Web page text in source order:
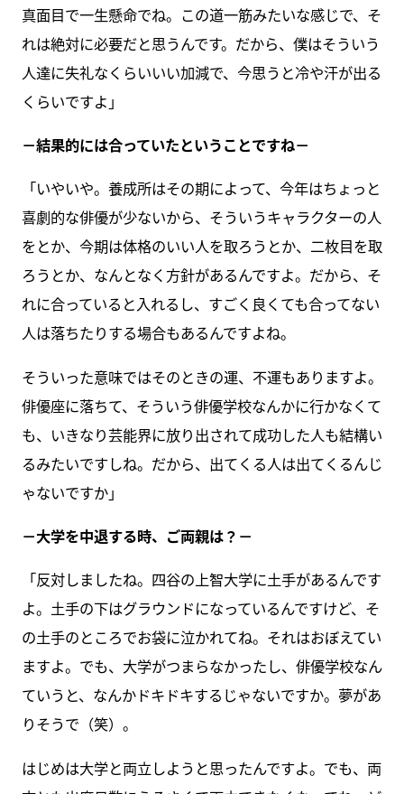
真面目で一生懸命でね。この道一筋みたいな感じで、そ
れは絶対に必要だと思うんです。だから、僕はそういう
人達に失礼なくらいいい加減で、今思うと冷や汗が出る
くらいですよ」
－結果的には合っていたということですね－
「いやいや。養成所はその期によって、今年はちょっと
喜劇的な俳優が少ないから、そういうキャラクターの人
をとか、今期は体格のいい人を取ろうとか、二枚目を取
ろうとか、なんとなく方針があるんですよ。だから、そ
れに合っていると入れるし、すごく良くても合ってない
人は落ちたりする場合もあるんですよね。
そういった意味ではそのときの運、不運もありますよ。
俳優座に落ちて、そういう俳優学校なんかに行かなくて
も、いきなり芸能界に放り出されて成功した人も結構い
るみたいですしね。だから、出てくる人は出てくるんじ
ゃないですか」
－大学を中退する時、ご両親は？－
「反対しましたね。四谷の上智大学に土手があるんです
よ。土手の下はグラウンドになっているんですけど、そ
の土手のところでお袋に泣かれてね。それはおぼえてい
ますよ。でも、大学がつまらなかったし、俳優学校なん
ていうと、なんかドキドキするじゃないですか。夢があ
りそうで（笑）。
はじめは大学と両立しようと思ったんですよ。でも、両